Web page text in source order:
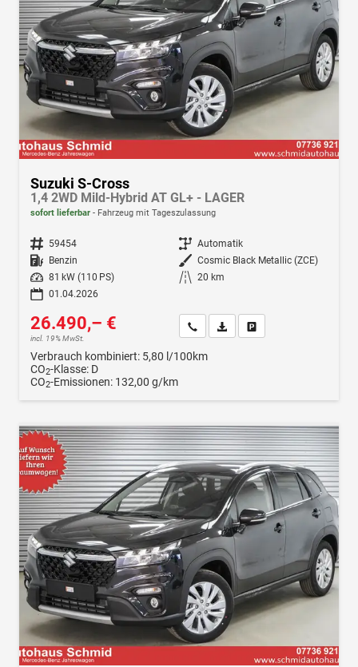
Suzuki S-Cross
1,4 2WD Mild-Hybrid AT GL+ - LAGER
sofort lieferbar Fahrzeug mit Tageszulassung
Fahrzeugnr. 59454 Getriebe Automatik
Kraftstoff Benzin Außenfarbe Cosmic Black Metallic (ZCE)
Leistung
81 kW (110 PS) Kilometerstand 20 km
01.04.2026
26.490,– €
incl. 19% MwSt.
Wir rufen Sie anFahrzeugexposé (PDF)
Verbrauch kombiniert: 5,80 l/100km
CO2-Klasse: D
CO2-Emissionen: 132,00 g/km